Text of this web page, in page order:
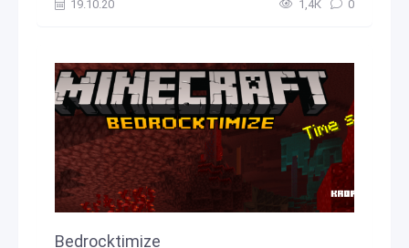
19.10.20 1,4К 0
Bedrocktimize